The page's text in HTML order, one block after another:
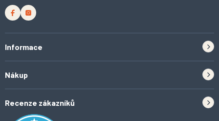
Informace
Tipy do kuchyně
Inspirace a trendy
Nákup
Odstoupení od smlouvy
Recenze zákazníků